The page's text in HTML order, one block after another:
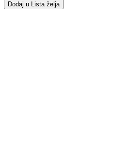
Dodaj u Lista želja